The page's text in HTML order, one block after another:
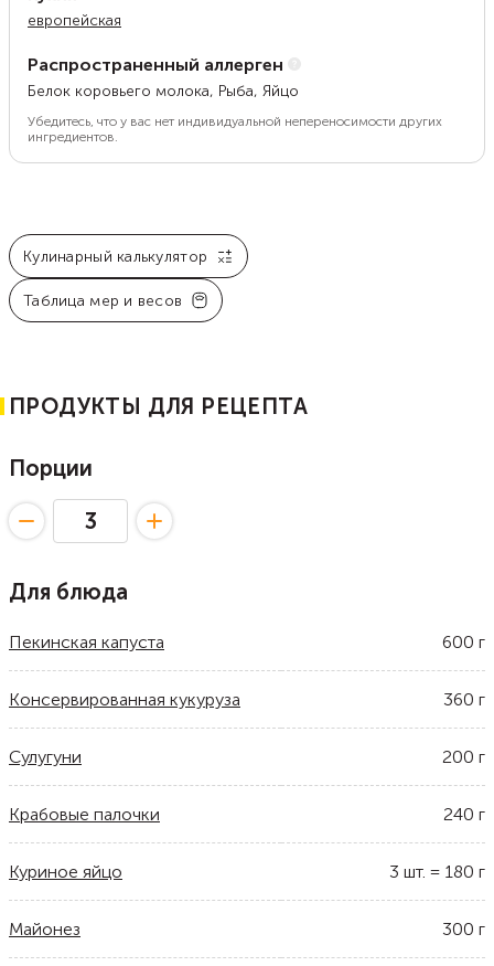
европейская
Распространенный аллерген
Белок коровьего молока, Рыба, Яйцо
Убедитесь, что у вас нет индивидуальной непереносимости других
ингредиентов.
Кулинарный калькулятор
Таблица мер и весов
ПРОДУКТЫ ДЛЯ РЕЦЕПТА
Порции
Для блюда
Пекинская капуста 600 г
Консервированная кукуруза 360 г
Сулугуни 200 г
Крабовые палочки 240 г
Куриное яйцо 3 шт. = 180 г
Майонез 300 г